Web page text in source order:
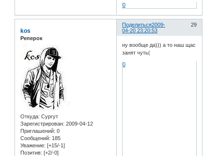
0
Поделиться 29
2009-
04-20 23:20:53
kos
Реперок
Откуда: Сургут
Зарегистрирован: 2009-04-12
Приглашений: 0
Сообщений: 185
Уважение: [+15/-1]
Позитив: [+2/-0]
ну вообще да))) а то наш щас
занят чуть(
0